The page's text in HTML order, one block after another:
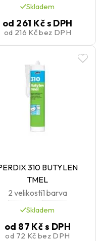
Skladem
od 261 Kčs DPH
od 216 Kčbez DPH
310 BUTYLEN
TMEL
2 velikosti1 barva
Skladem
od 87 Kčs DPH
od 72 Kč bez DPH